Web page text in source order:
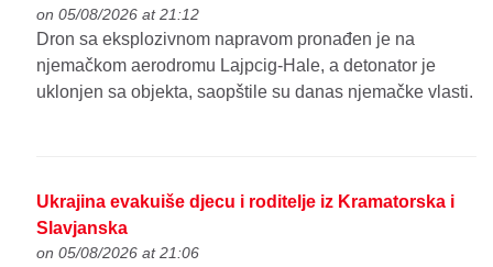
on 05/08/2026 at 21:12
Dron sa eksplozivnom napravom pronađen je na
njemačkom aerodromu Lajpcig-Hale, a detonator je
uklonjen sa objekta, saopštile su danas njemačke vlasti.
Ukrajina evakuiše djecu i roditelje iz Kramatorska i
Slavjanska
on 05/08/2026 at 21:06